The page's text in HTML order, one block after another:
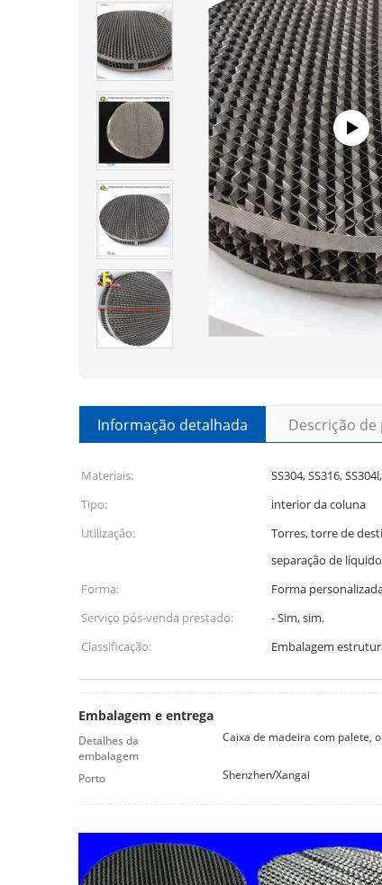
Informação detalhada Descrição
Materiais: SS304, SS316,
Tipo:
interior da coluna
Utilização:
Torres, torre de
separação de
Forma:
Forma
Serviço pós-venda prestado:
- Sim, sim.
Classificação:
Embalagem
Embalagem e entrega
Detalhes da
embalagem
Caixa de madeira com palete,
Porto Shenzhen/Xangai